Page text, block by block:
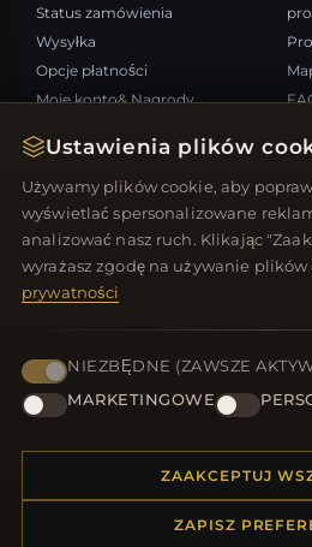
Ustawienia plików
Używamy plików cookie, aby
wyświetlać spersonalizowane
analizować nasz ruch. Klikając
wyrażasz zgodę na używanie plików
prywatności
NIEZBĘDNE (ZAWSZE
MARKETINGOWE
ZAAKCEPTUJ
ZAPISZ
Status zamówienia
Wysyłka
Opcje płatności
Moje konto& Nagrody
SZYBKIE LINKI
Nowe produkty
Oferty specjalne
Recenzje
Zaloguj się